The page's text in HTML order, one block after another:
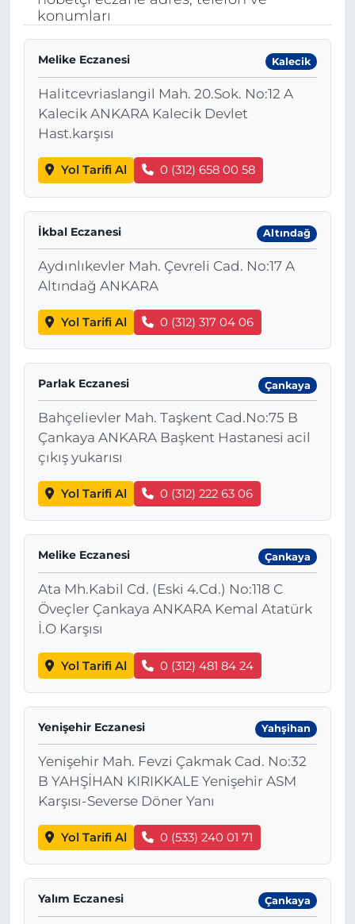
konumları
Melike Eczanesi Kalecik
Halitcevriaslangil Mah. 20.Sok. No:12 A
Kalecik ANKARA Kalecik Devlet
Hast.karşısı
Yol Tarifi Al 0 (312) 658 00 58
İkbal Eczanesi Altındağ
Aydınlıkevler Mah. Çevreli Cad. No:17 A
Altındağ ANKARA
Yol Tarifi Al 0 (312) 317 04 06
Parlak Eczanesi Çankaya
Bahçelievler Mah. Taşkent Cad.No:75 B
Çankaya ANKARA Başkent Hastanesi acil
çıkış yukarısı
Yol Tarifi Al 0 (312) 222 63 06
Melike Eczanesi Çankaya
Ata Mh.Kabil Cd. (Eski 4.Cd.) No:118 C
Öveçler Çankaya ANKARA Kemal Atatürk
İ.O Karşısı
Yol Tarifi Al 0 (312) 481 84 24
Yenişehir Eczanesi Yahşihan
Yenişehir Mah. Fevzi Çakmak Cad. No:32
B YAHŞİHAN KIRIKKALE Yenişehir ASM
Karşısı-Severse Döner Yanı
Yol Tarifi Al 0 (533) 240 01 71
Yalım Eczanesi Çankaya
BÖLGE
DÜNYA
RESMİ İLAN